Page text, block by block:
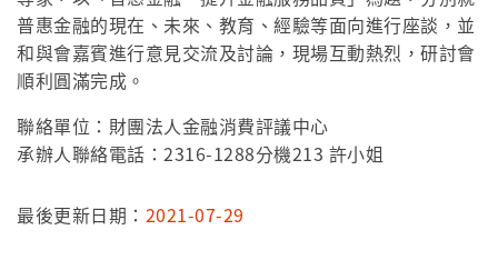
普惠金融的現在、未來、教育、經驗等面向進行座談，並
和與會嘉賓進行意見交流及討論，現場互動熱烈，研討會
順利圓滿完成。
聯絡單位：財團法人金融消費評議中心
承辦人聯絡電話：2316-1288分機213 許小姐
最後更新日期： 2021-07-29